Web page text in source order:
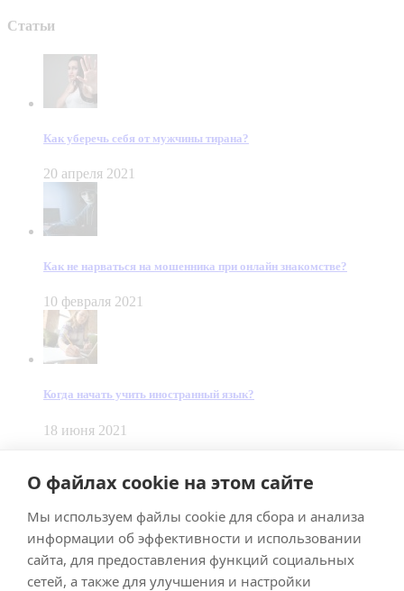
О файлах cookie на этом сайте
Мы используем файлы cookie для сбора и анализа
информации об эффективности и использовании
сайта, для предоставления функций социальных
сетей, а также для улучшения и настройки
Статьи
Как уберечь себя от мужчины тирана?
20 апреля 2021
Как не нарваться на мошенника при онлайн знакомстве?
10 февраля 2021
Когда начать учить иностранный язык?
18 июня 2021
Made bySmart Team
ImpressumDatenschutz
Подписывайтесь на меня в Телеграм